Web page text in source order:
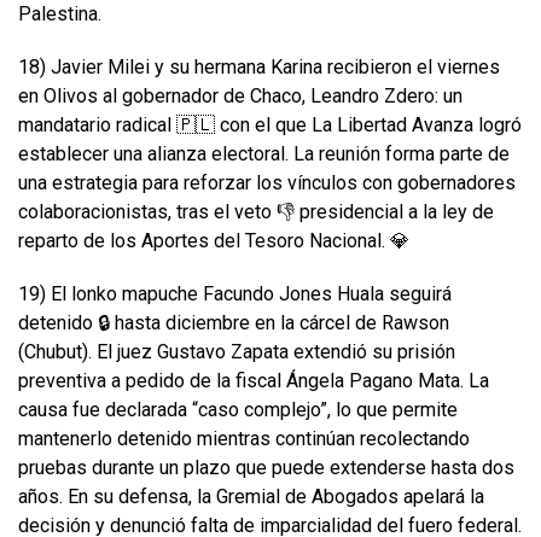
Palestina.
18) Javier Milei y su hermana Karina recibieron el viernes
en Olivos al gobernador de Chaco, Leandro Zdero: un
mandatario radical 🇵🇱 con el que La Libertad Avanza logró
establecer una alianza electoral. La reunión forma parte de
una estrategia para reforzar los vínculos con gobernadores
colaboracionistas, tras el veto 👎 presidencial a la ley de
reparto de los Aportes del Tesoro Nacional. 💎
19) El lonko mapuche Facundo Jones Huala seguirá
detenido 🔒 hasta diciembre en la cárcel de Rawson
(Chubut). El juez Gustavo Zapata extendió su prisión
preventiva a pedido de la fiscal Ángela Pagano Mata. La
causa fue declarada “caso complejo”, lo que permite
mantenerlo detenido mientras continúan recolectando
pruebas durante un plazo que puede extenderse hasta dos
años. En su defensa, la Gremial de Abogados apelará la
decisión y denunció falta de imparcialidad del fuero federal.